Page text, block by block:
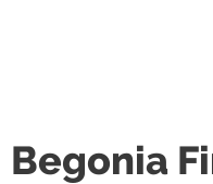
Begonia